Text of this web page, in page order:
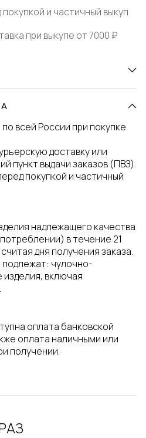
и частичный выкуп
при выкупе от 7000 ₽
всей России при покупке
доставку или
пункт выдачи заказов (ПВЗ).
покупкой и частичный
надлежащего качества
в течение 21
дня получения заказа.
подлежат: чулочно-
включая
оплата банковской
оплата наличными или
получении.